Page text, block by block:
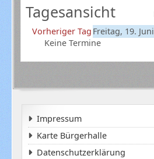
Tagesansicht
Vorheriger Tag Freitag, 19.
Keine Termine
Impressum
Karte Bürgerhalle
Datenschutzerklärung